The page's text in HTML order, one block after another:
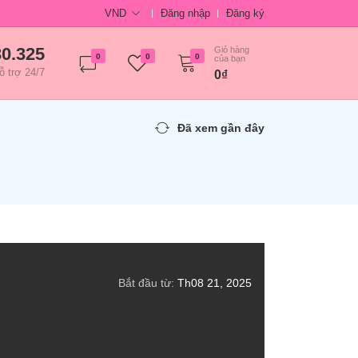
VND Đăng nhập Đăng ký
trợ 24/7
0 0 0
Giỏ hàng
của bạn
0₫
Đã xem gần đây
Bắt đầu từ: Th08 21, 2025